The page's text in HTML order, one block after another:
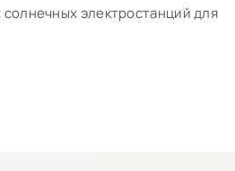
электростанций для